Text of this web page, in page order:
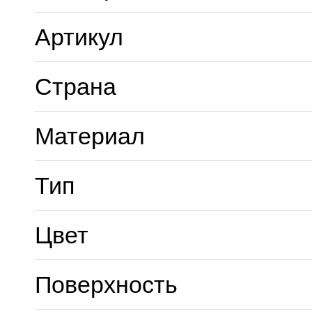
Артикул
Страна
Материал
Тип
Цвет
Поверхность